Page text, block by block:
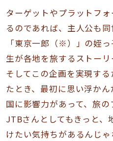
ターゲットやプラットフ
るのであれば、主人公も
「東京一郎（※）」の姪
生が各地を旅するストーリ
そしてこの企画を実現す
たとき、最初に思い浮か
国に影響力があって、旅の
JTBさんとしてもきっと、
けたい気持ちがあるんじ